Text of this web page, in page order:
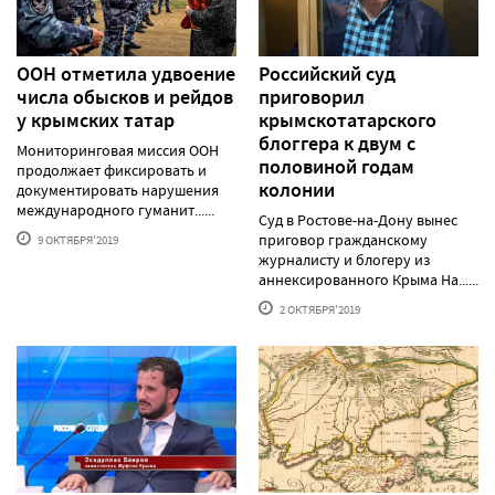
ООН отметила удвоение
числа обысков и рейдов
у крымских татар
Мониторинговая миссия ООН
продолжает фиксировать и
документировать нарушения
международного гуманит......
9 ОКТЯБРЯ'2019
Российский суд
приговорил
крымскотатарского
блоггера к двум с
половиной годам
колонии
Суд в Ростове-на-Дону вынес
приговор гражданскому
журналисту и блогеру из
аннексированного Крыма На......
2 ОКТЯБРЯ'2019